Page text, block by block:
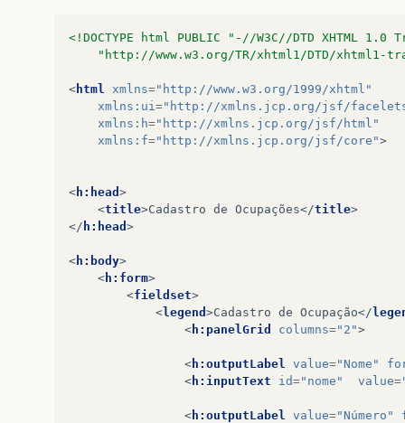
<!DOCTYPE html PUBLIC "-//W3C//DTD XHTML
"http://www.w3.org/TR/xhtml1/DTD/xhtml1-
< html xmlns="http://www.w3.org/1999/xhtml"
xmlns:ui ="http://xmlns.jcp.org/jsf/
xmlns:h="http://xmlns.jcp.org/jsf/html"
xmlns:f="http://xmlns.jcp.org/jsf/core">
< h:head >
<title>Cadastro de Ocupações</title>
</ h:head >
< h:body>
< h:form>
<fieldset>
<legend >Cadastro de Ocupação</
< h:panelGrid columns="2">
< h:outputLabel value="Nome"
< h:inputText id="nome" value=
< h:outputLabel value="Número"